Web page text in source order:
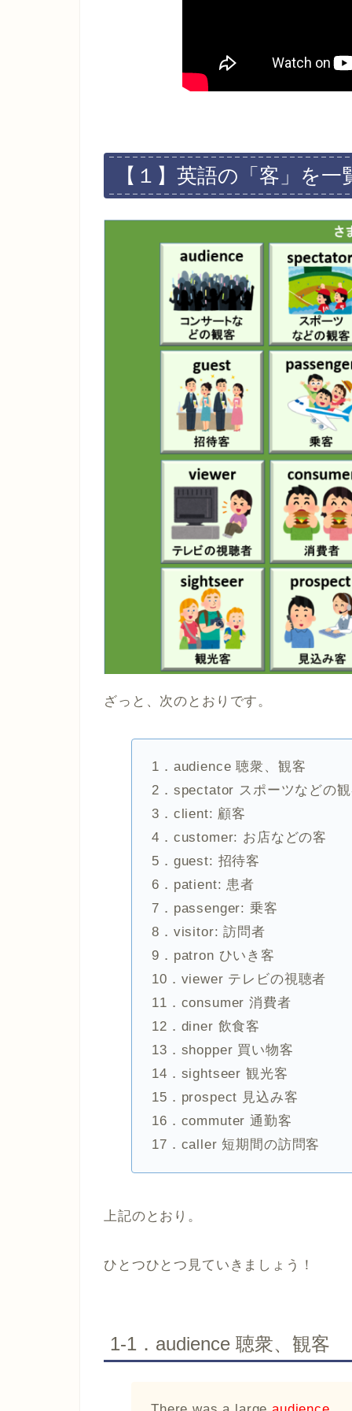
【１】英語の「客」を一
ざっと、次のとおりです。
1．audience 聴衆、観客
2．spectator スポーツなどの
3．client: 顧客
4．customer: お店などの客
5．guest: 招待客
6．patient: 患者
7．passenger: 乗客
8．visitor: 訪問者
9．patron ひいき客
10．viewer テレビの視聴者
11．consumer 消費者
12．diner 飲食客
13．shopper 買い物客
14．sightseer 観光客
15．prospect 見込み客
16．commuter 通勤客
17．caller 短期間の訪問客
上記のとおり。
ひとつひとつ見ていきましょう！
1-1．audience 聴衆、観客